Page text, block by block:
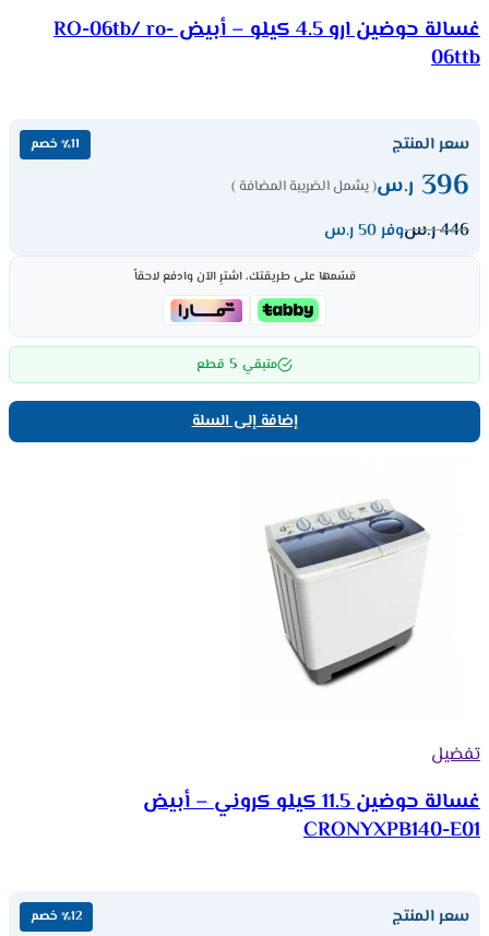
غسالة حوضين ارو 4.5 كيلو – أبيض RO-06tb/ ro-
06ttb
سعر المنتج ٪11 خصم
396 ر.س( يشمل الضريبة المضافة )
446ر.سوفر 50 ر.س
قسّمها على طريقتك، اشترِ الآن وادفع لاحقاً
متبقي 5 قطع
إضافة إلى السلة
تفضيل
غسالة حوضين 11.5 كيلو كروني – أبيض
CRONYXPB140-E01
سعر المنتج ٪12 خصم